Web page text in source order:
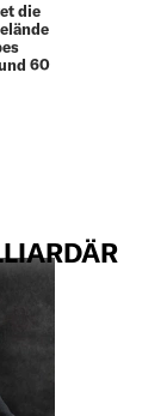
die
60